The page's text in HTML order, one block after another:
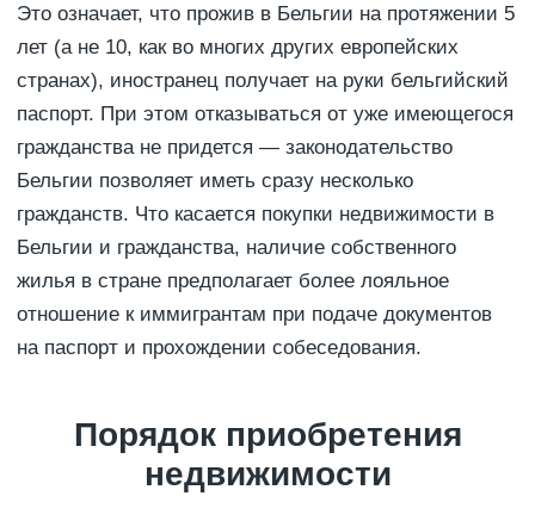
Это означает, что прожив в Бельгии на протяжении 5
лет (а не 10, как во многих других европейских
странах), иностранец получает на руки бельгийский
паспорт. При этом отказываться от уже имеющегося
гражданства не придется — законодательство
Бельгии позволяет иметь сразу несколько
гражданств. Что касается покупки недвижимости в
Бельгии и гражданства, наличие собственного
жилья в стране предполагает более лояльное
отношение к иммигрантам при подаче документов
на паспорт и прохождении собеседования.
Порядок приобретения
недвижимости